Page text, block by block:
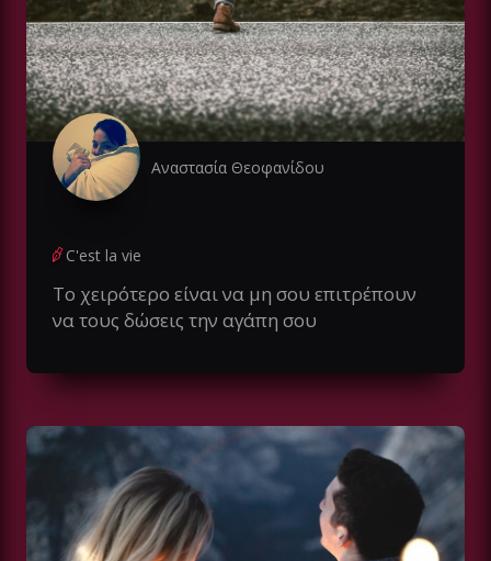
Αναστασία Θεοφανίδου
C'est la vie
Το χειρότερο είναι να μη σου επιτρέπουν
να τους δώσεις την αγάπη σου